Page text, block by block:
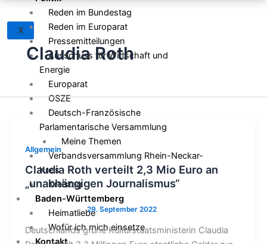
X
Reden im Bundestag
Reden im Europarat
Pressemitteilungen
Ausschuss für Wirtschaft und
Energie
Europarat
OSZE
Deutsch-Französische
Parlamentarische Versammlung
Meine Themen
Verbandsversammlung Rhein-Neckar-
Kreis
Kreistag
Baden-Württemberg
Heimatliebe
Wofür ich mich einsetze
Kontakt
Claudia Roth
Allgemein
Claudia Roth verteilt 2,3 Mio Euro an
„unabhängigen Journalismus“
Deutschlands grüne Kulturstaatsministerin Claudia